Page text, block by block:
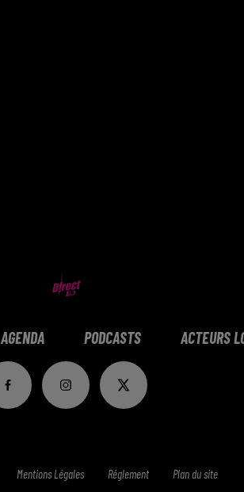
AGENDA PODCASTS ACTEURS
Mentions Légales Réglement Plan du site